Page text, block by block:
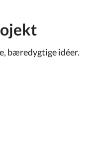
bæredygtige idéer.